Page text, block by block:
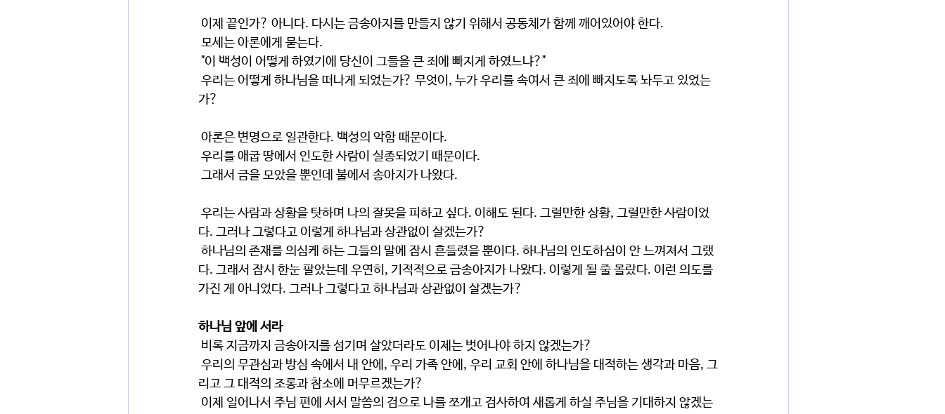
이제 끝인가? 아니다. 다시는 금송아지를 만들지 않기 위해서 공동체가 함께 깨어있어야 한다.
모세는 아론에게 묻는다.
"이 백성이 어떻게 하였기에 당신이 그들을 큰 죄에 빠지게 하였느냐?"
가?
아론은 변명으로 일관한다. 백성의 악함 때문이다.
우리를 애굽 땅에서 인도한 사람이 실종되었기 때문이다.
그래서 금을 모았을 뿐인데 불에서 송아지가 나왔다.
다. 그러나 그렇다고 이렇게 하나님과 상관없이 살겠는가?
다. 그래서 잠시 한눈 팔았는데 우연히, 기적적으로 금송아지가 나왔다. 이렇게 될 줄 몰랐다. 이런 의도를
가진 게 아니었다. 그러나 그렇다고 하나님과 상관없이 살겠는가?
하나님 앞에 서라
비록 지금까지 금송아지를 섬기며 살았더라도 이제는 벗어나야 하지 않겠는가?
리고 그 대적의 조롱과 참소에 머무르겠는가?